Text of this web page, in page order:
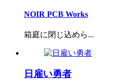
NOIR PCB Works
箱庭に閉じ込めら...
日雇い勇者